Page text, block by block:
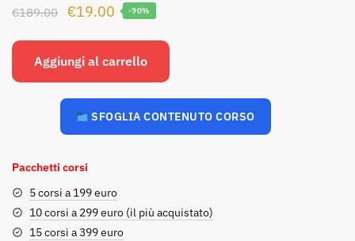
€189.00
Il
originale
€189.00.
€19.00 Il
attuale
€19.00.
-90%
Aggiungi al carrello
SFOGLIA CONTENUTO CORSO
Pacchetti corsi
5 corsi a 199 euro
10 corsi a 299 euro (il più acquistato)
15 corsi a 399 euro